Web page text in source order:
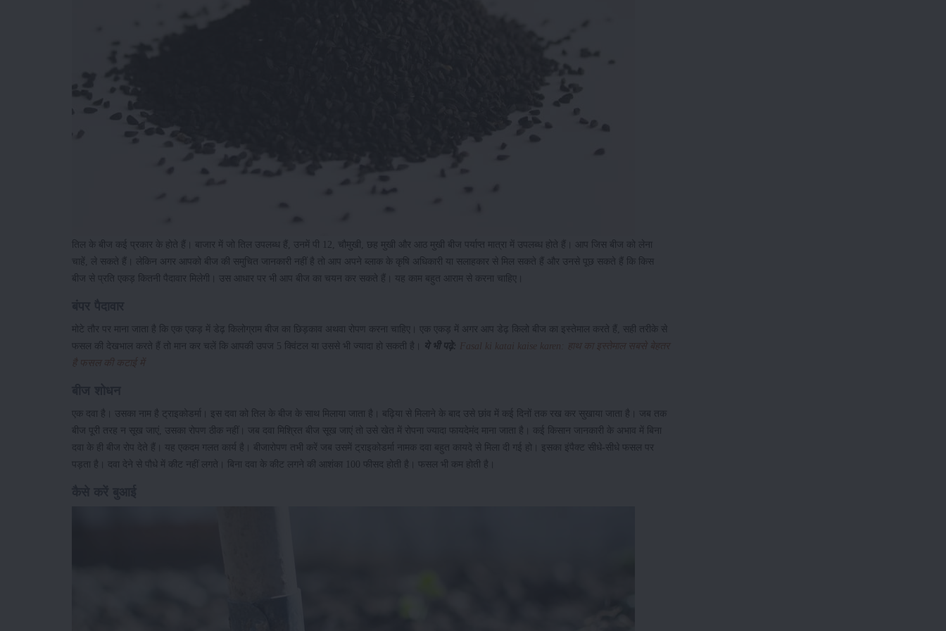
तिल के बीज कई प्रकार के होते हैं। बाजार में जो तिल उपलब्ध हैं, उनमें पी 12, चौमुखी, छह मुखी और आठ मुखी बीज पर्याप्त मात्रा में उपलब्ध होते हैं। आप जिस बीज को लेना
चाहें, ले सकते हैं। लेकिन अगर आपको बीज की समुचित जानकारी नहीं है तो आप अपने ब्लाक के कृषि अधिकारी या सलाहकार से मिल सकते हैं और उनसे पूछ सकते हैं कि किस
बीज से प्रति एकड़ कितनी पैदावार मिलेगी। उस आधार पर भी आप बीज का चयन कर सकते हैं। यह काम बहुत आराम से करना चाहिए।
मोटे तौर पर माना जाता है कि एक एकड़ में डेढ़ किलोग्राम बीज का छिड़काव अथवा रोपण करना चाहिए। एक एकड़ में अगर आप डेढ़ किलो बीज का इस्तेमाल करते हैं, सही तरीके से
फसल की देखभाल करते हैं तो मान कर चलें कि आपकी उपज 5 क्विंटल या उससे भी ज्यादा हो सकती है।
ये भी पढ़े: Fasal ki katai kaise karen: हाथ का इस्तेमाल सबसे बेहतर
है फसल की कटाई में
एक दवा है। उसका नाम है ट्राइकोडर्मा। इस दवा को तिल के बीज के साथ मिलाया जाता है। बढ़िया से मिलाने के बाद उसे छांव में कई दिनों तक रख कर सुखाया जाता है। जब तक
बीज पूरी तरह न सूख जाएं, उसका रोपण ठीक नहीं। जब दवा मिश्रित बीज सूख जाएं तो उसे खेत में रोपना ज्यादा फायदेमंद माना जाता है। कई किसान जानकारी के अभाव में बिना
दवा के ही बीज रोप देते हैं। यह एकदम गलत कार्य है। बीजारोपण तभी करें जब उसमें ट्राइकोडर्मा नामक दवा बहुत कायदे से मिला दी गई हो। इसका इंपैक्ट सीधे-सीधे फसल पर
पड़ता है। दवा देने से पौधे में कीट नहीं लगते। बिना दवा के कीट लगने की आशंका 100 फीसद होती है। फसल भी कम होती है।